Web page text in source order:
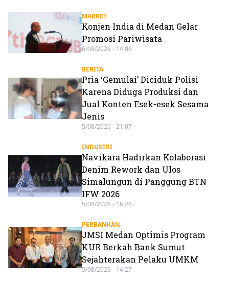
MARKET
Konjen India di Medan Gelar
Promosi Pariwisata
6/08/2026 - 14:06
BERITA
Pria ‘Gemulai’ Diciduk Polisi
Karena Diduga Produksi dan
Jual Konten Esek-esek Sesama
Jenis
5/08/2026 - 21:07
INDUSTRI
Navikara Hadirkan Kolaborasi
Denim Rework dan Ulos
Simalungun di Panggung BTN
IFW 2026
5/08/2026 - 16:26
PERBANKAN
JMSI Medan Optimis Program
KUR Berkah Bank Sumut
Sejahterakan Pelaku UMKM
5/08/2026 - 14:27